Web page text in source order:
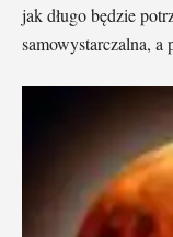
jak długo będzie
samowystarczalna, a